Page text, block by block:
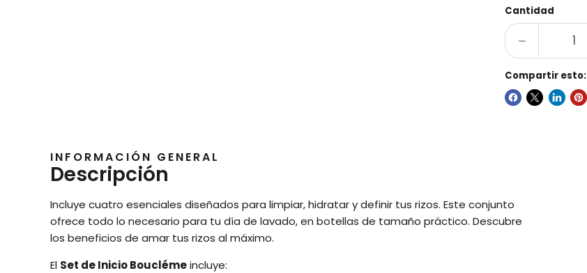
Cantidad
Compartir esto:
INFORMACIÓN GENERAL
Descripción
Incluye cuatro esenciales diseñados para limpiar, hidratar y definir tus rizos. Este conjunto
ofrece todo lo necesario para tu día de lavado, en botellas de tamaño práctico. Descubre
los beneficios de amar tus rizos al máximo.
El Set de Inicio Bouclémeincluye: